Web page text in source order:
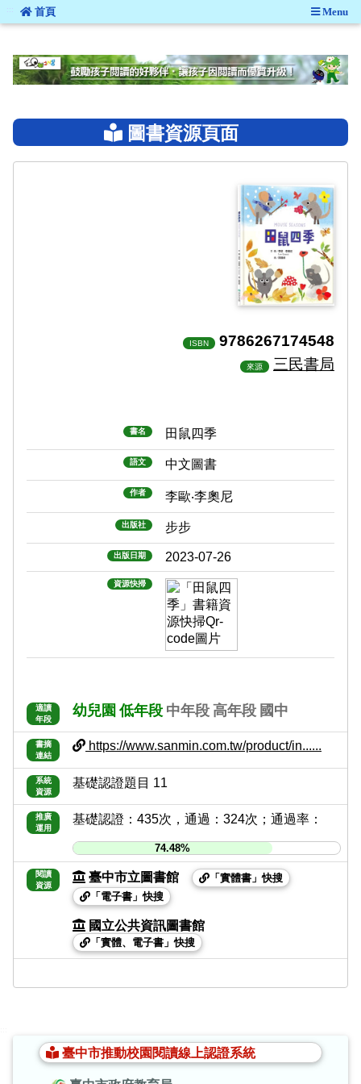
::: 首頁 Menu
圖書資源頁面
ISBN 9786267174548
來源 三民書局
書名 田鼠四季
語文 中文圖書
作者 李歐‧李奧尼
出版社 步步
出版日期 2023-07-26
資源快掃
適讀
年段
幼兒園 低年段 中年段 高年段 國中
書摘
連結
https://www.sanmin.com.tw/product/in......
系統
資源
基礎認證題目 11
推廣
運用
基礎認證：435次，通過：324次；通過率：
74.48%
閱讀
資源
臺中市立圖書館
「實體書」快搜
「電子書」快搜
國立公共資訊圖書館
「實體、電子書」快搜
臺中市推動校園閱讀線上認證系統